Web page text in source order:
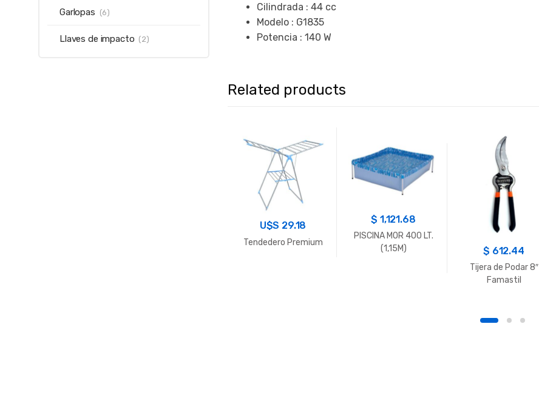
Cilindrada : 44 cc
Modelo : G1835
Potencia : 140 W
Related products
U$S 29.18
Tendedero Premium
$ 1,121.68
PISCINA MOR 400 LT.
(1,15M)
$ 612.44
Tijera de Podar 8″
Famastil
Garlopas (6)
Llaves de impacto (2)